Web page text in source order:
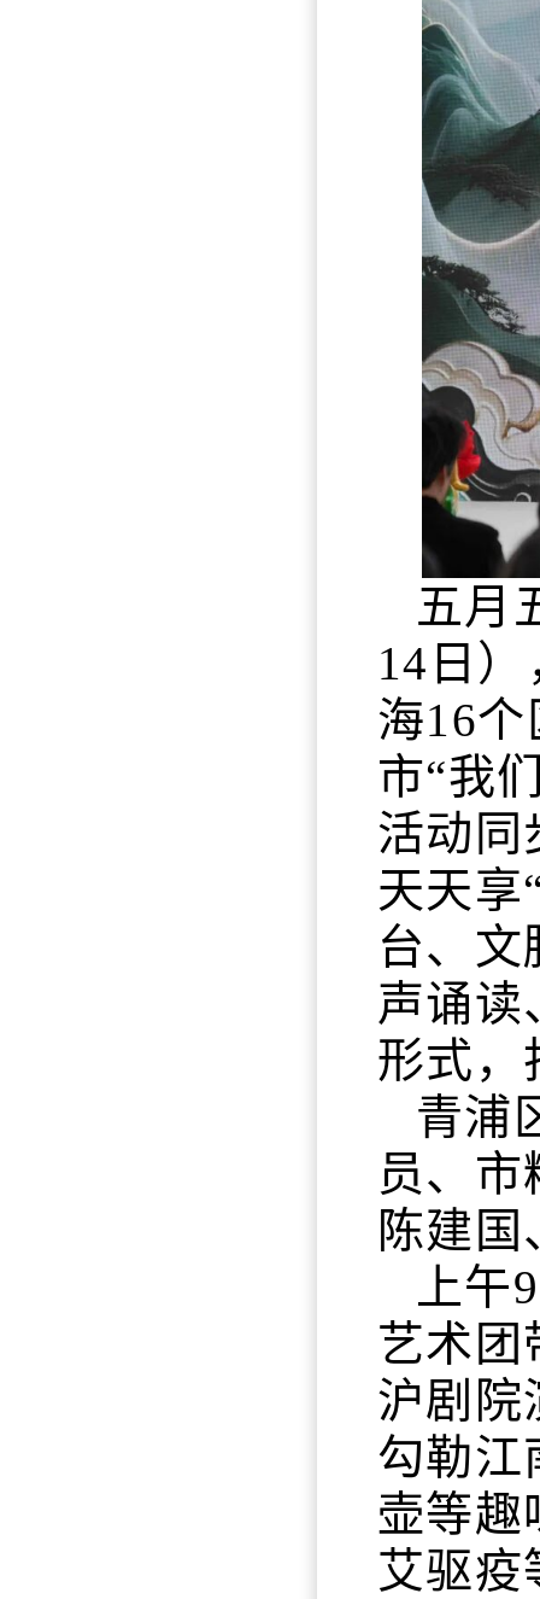
五月
14日
海16
市“我
活动同
天天享
台、
声诵读
形式，
青浦
员、
陈建
上
艺术团
沪剧院
勾勒江
壶等趣
艾驱疫